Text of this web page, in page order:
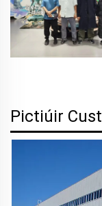
Pictiúir